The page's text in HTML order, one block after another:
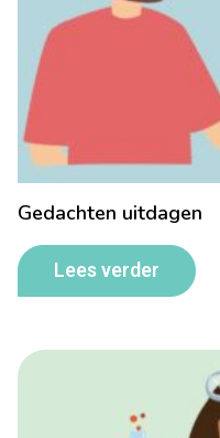
Gedachten uitdagen
Lees verder